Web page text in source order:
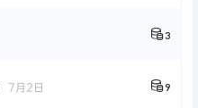
3
7月2日 9